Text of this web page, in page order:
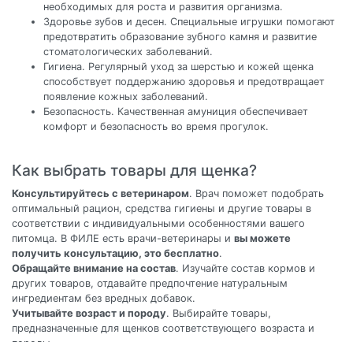
необходимых для роста и развития организма.
Здоровье зубов и десен. Специальные игрушки помогают
предотвратить образование зубного камня и развитие
стоматологических заболеваний.
Гигиена. Регулярный уход за шерстью и кожей щенка
способствует поддержанию здоровья и предотвращает
появление кожных заболеваний.
Безопасность. Качественная амуниция обеспечивает
комфорт и безопасность во время прогулок.
Как выбрать товары для щенка?
Консультируйтесь с ветеринаром. Врач поможет подобрать
оптимальный рацион, средства гигиены и другие товары в
соответствии с индивидуальными особенностями вашего
питомца. В ФИЛЕ есть врачи-ветеринары и вы можете
получить консультацию, это бесплатно.
Обращайте внимание на состав. Изучайте состав кормов и
других товаров, отдавайте предпочтение натуральным
ингредиентам без вредных добавок.
Учитывайте возраст и породу. Выбирайте товары,
предназначенные для щенков соответствующего возраста и